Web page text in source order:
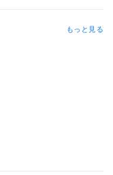
しょう!
相談ください。
: 1995年
もっと見る